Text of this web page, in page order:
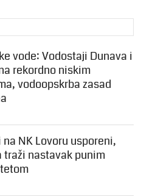
vode: Vodostaji Dunava i
rekordno niskim
vodoopskrba zasad
na NK Lovoru usporeni,
traži nastavak punim